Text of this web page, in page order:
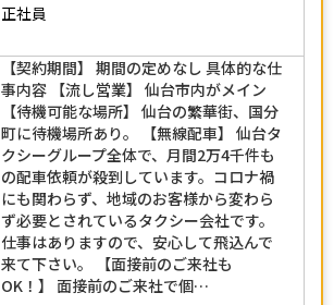
正社員
【契約期間】 期間の定めなし 具体的な仕
事内容 【流し営業】 仙台市内がメイン
【待機可能な場所】 仙台の繁華街、国分
町に待機場所あり。 【無線配車】 仙台タ
クシーグループ全体で、月間2万4千件も
の配車依頼が殺到しています。コロナ禍
にも関わらず、地域のお客様から変わら
ず必要とされているタクシー会社です。
仕事はありますので、安心して飛込んで
来て下さい。 【面接前のご来社も
OK！】 面接前のご来社で個…